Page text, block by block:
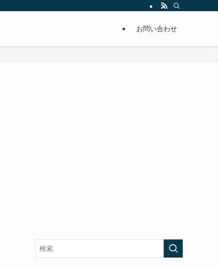
痩せることが出来るように分かりやすくまとめています。
お問い合わせ